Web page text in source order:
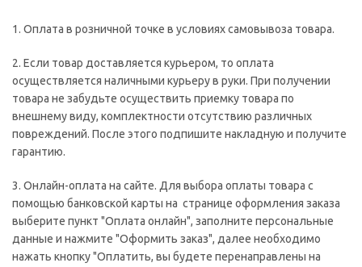
1. Оплата в розничной точке в условиях самовывоза товара.
2. Если товар доставляется курьером, то оплата
осуществляется наличными курьеру в руки. При получении
товара не забудьте осуществить приемку товара по
внешнему виду, комплектности отсутствию различных
повреждений. После этого подпишите накладную и получите
гарантию.
3. Онлайн-оплата на сайте. Для выбора оплаты товара с
помощью банковской карты на странице оформления заказа
выберите пункт "Оплата онлайн", заполните персональные
данные и нажмите "Оформить заказ", далее необходимо
нажать кнопку "Оплатить, вы будете перенаправлены на